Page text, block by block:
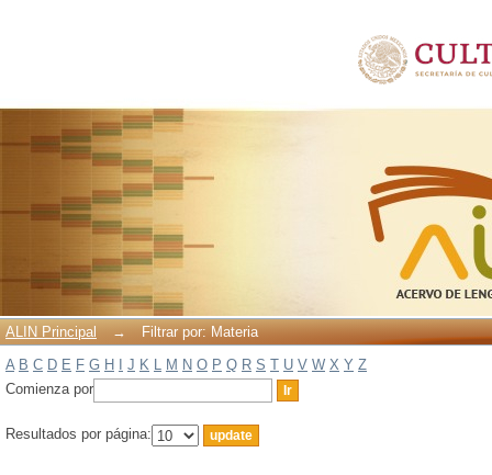
ALIN Principal →
Filtrar por: Materia
A B C D E F G H J K L M N O P Q R S T U V W X Y Z
Comienza por
Resultados por página: